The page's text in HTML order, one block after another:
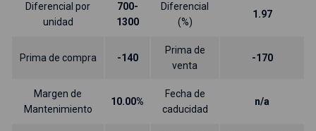
Diferencial por
unidad
700-
1300
Diferencial
(%)
1.97
Prima de compra -140
Prima de
venta
-170
Margen de
Mantenimiento
10.00%
Fecha de
caducidad
n/a